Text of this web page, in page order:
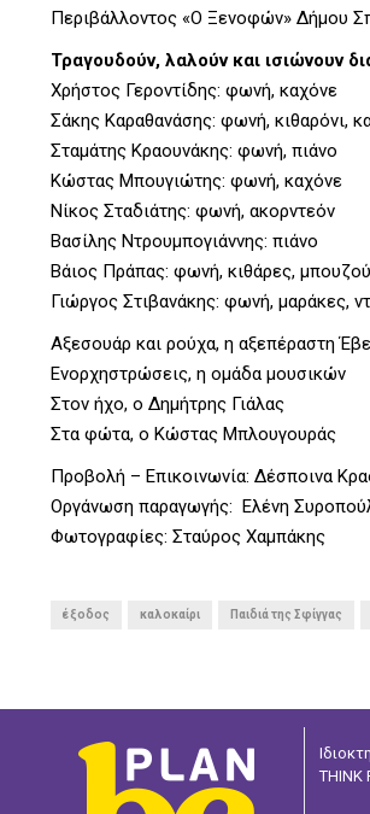
Περιβάλλοντος «Ο Ξενοφών» Δήμου
Τραγουδούν, λαλούν και ισιώνουν
Χρήστος Γεροντίδης: φωνή, καχόνε
Σάκης Καραθανάσης: φωνή, κιθαρόνι,
Σταμάτης Κραουνάκης: φωνή, πιάνο
Κώστας Μπουγιώτης: φωνή, καχόνε
Νίκος Σταδιάτης: φωνή, ακορντεόν
Βασίλης Ντρουμπoγιάννης: πιάνο
Βάιος Πράπας: φωνή, κιθάρες,
Γιώργος Στιβανάκης: φωνή, μαράκες,
Αξεσουάρ και ρούχα, η αξεπέραστη
Ενορχηστρώσεις, η ομάδα μουσικών
Στον ήχο, ο Δημήτρης Γιάλας
Στα φώτα, o Κώστας Μπλουγουράς
Προβολή – Επικοινωνία: Δέσποινα
Οργάνωση παραγωγής: Ελένη
Φωτογραφίες: Σταύρος Χαμπάκης
έξοδος καλοκαίρι Παιδιά της Σφίγγας
THINK